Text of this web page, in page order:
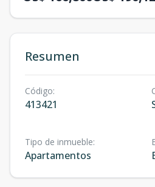
Resumen
Código:
413421
Tipo de inmueble:
Apartamentos